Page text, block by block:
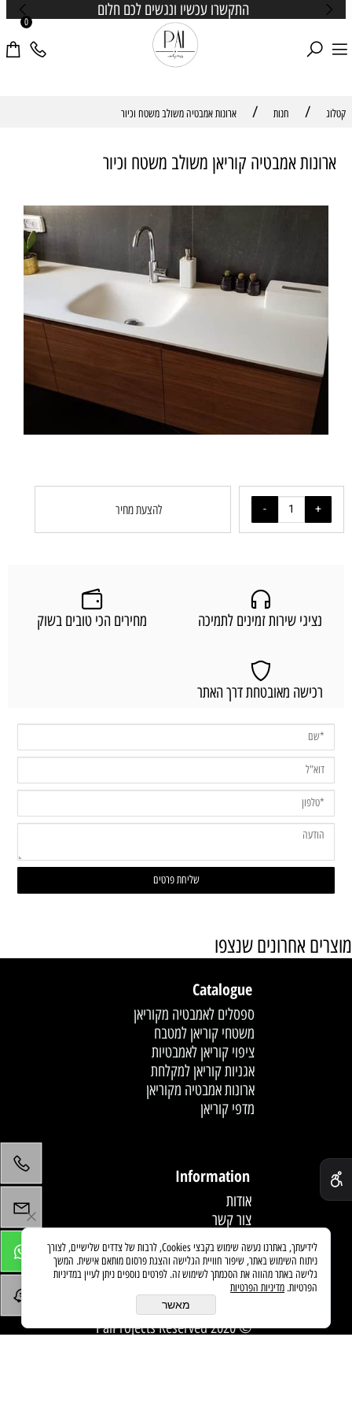
התקשרו עכשיו ונגשים לכם חלום
0
קטלוג / חנות / ארונות אמבטיה משולב משטח וכיור
ארונות אמבטיה קוריאן משולב משטח וכיור
להצעת מחיר
נציגי שירות זמינים לתמיכה מחירים הכי טובים בשוק
רכישה מאובטחת דרך האתר
מוצרים אחרונים שנצפו
Catalogue
ספסלים לאמבטיה מקוריאן
משטחי קוריאן למטבח
ציפוי קוריאן לאמבטיות
אגניות קוריאן למקלחת
ארונות אמבטיה מקוריאן
מדפי קוריאן
Information
אודות
צור קשר
מדיניות משלוחים
מאמרים
© 2020 PaiProjects Reserved
לידיעתך, באתרנו נעשה שימוש בקבצי Cookies, לרבות של צדדים שלישיים, לצורך
ניתוח השימוש באתר, שיפור חוויית הגלישה והצגת פרסום מותאם אישית. המשך
גלישה באתר מהווה את הסכמתך לשימוש זה. לפרטים נוספים ניתן לעיין במדיניות
הפרטיות. מדיניות הפרטיות
מאשר